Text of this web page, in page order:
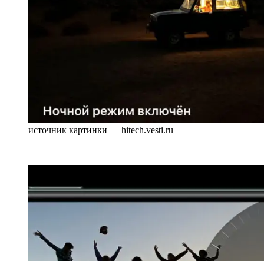
источник картинки — hitech.vesti.ru